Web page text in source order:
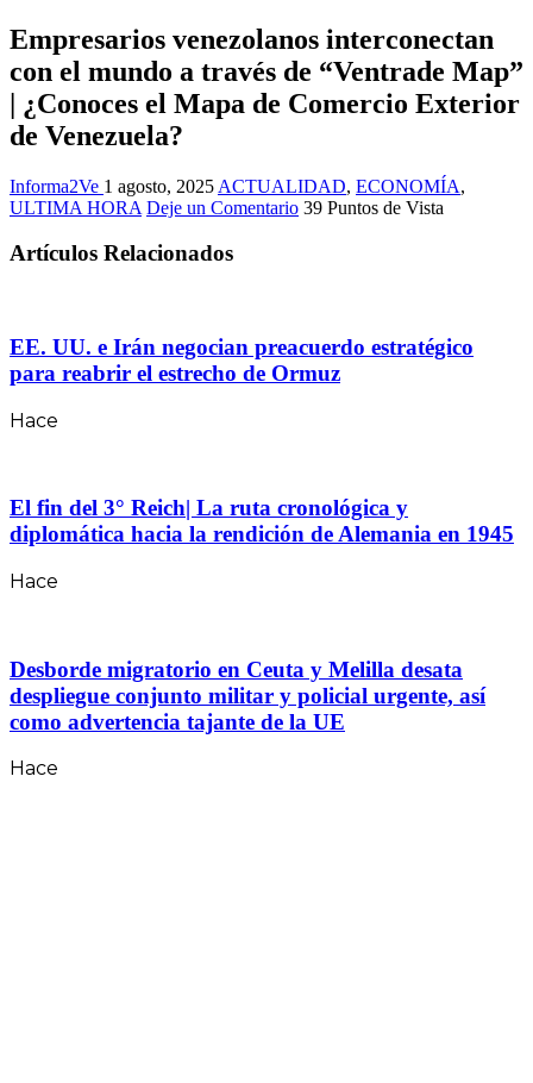
Empresarios venezolanos interconectan
con el mundo a través de “Ventrade Map”
| ¿Conoces el Mapa de Comercio Exterior
de Venezuela?
Informa2Ve 1 agosto, 2025 ACTUALIDAD, ECONOMÍA,
ULTIMA HORA Deje un Comentario 39 Puntos de Vista
Artículos Relacionados
EE. UU. e Irán negocian preacuerdo estratégico
para reabrir el estrecho de Ormuz
Hace
El fin del 3° Reich| La ruta cronológica y
diplomática hacia la rendición de Alemania en 1945
Hace
Desborde migratorio en Ceuta y Melilla desata
despliegue conjunto militar y policial urgente, así
como advertencia tajante de la UE
Hace